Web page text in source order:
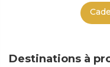
Destinations à